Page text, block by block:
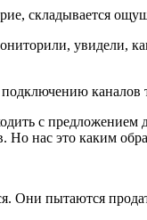
складывается
увидели,
каналов
с предложением
нас это каким
Они пытаются